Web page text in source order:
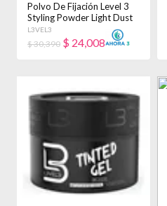
Polvo De Fijación Level 3
Styling Powder Light Dust
X30 Gr
L3VEL3
$ 30,390 $ 24,008